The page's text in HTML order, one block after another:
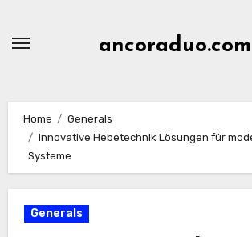
ancoraduo.com
Home
Generals
Innovative Hebetechnik Lösungen für
Systeme
Generals